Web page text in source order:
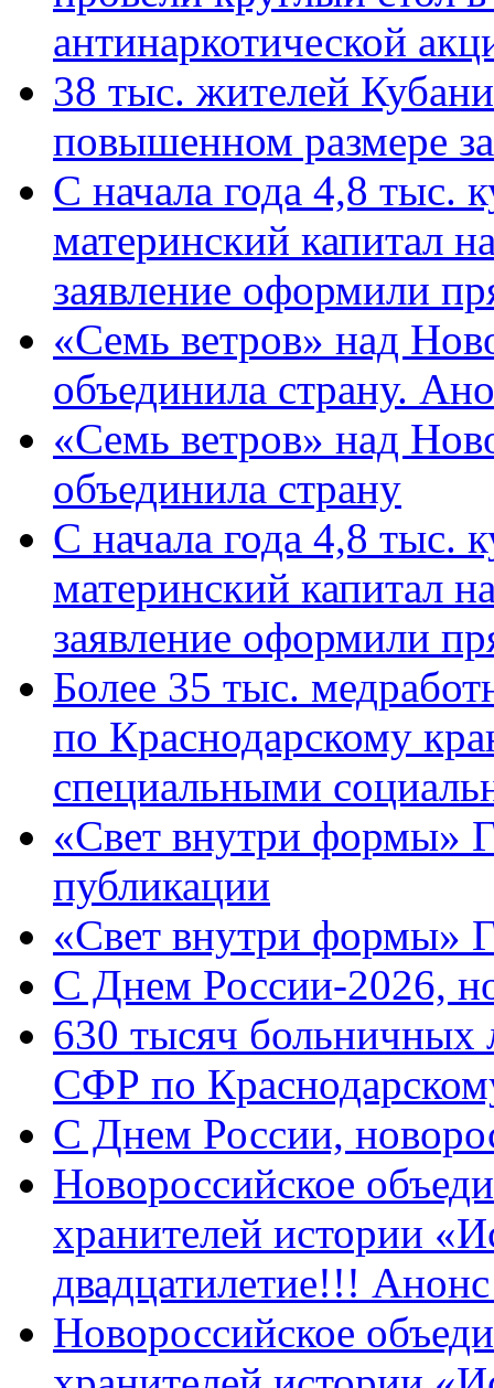
антинаркотической
38 тыс. жителей
повышенном размере
С начала года 4,8 тыс.
материнский капитал
заявление оформили
«Семь ветров» над
объединила страну.
«Семь ветров» над
объединила страну
С начала года 4,8 тыс.
материнский капитал
заявление оформили
Более 35 тыс.
по Краснодарскому
специальными
«Свет внутри формы»
публикации
«Свет внутри формы»
C Днем России-2026,
630 тысяч больничных
СФР по
C Днем России,
Новороссийское
хранителей истории
двадцатилетие!!!
Новороссийское